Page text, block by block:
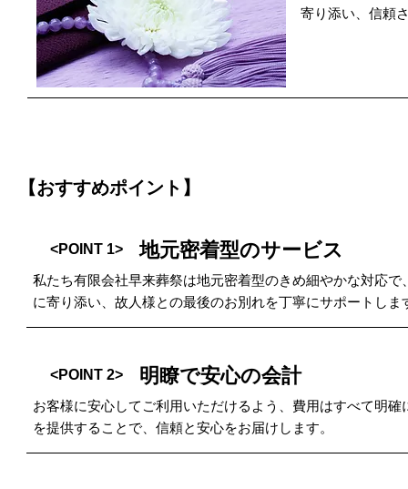
寄り添い、信頼
【おすすめポイント】
<POINT 1> 地元密着型のサービス
私たち有限会社早来葬祭は地元密着型のきめ細やかな対応
に寄り添い、故人様との最後のお別れを丁寧にサポートしま
<POINT 2> 明瞭で安心の会計
お客様に安心してご利用いただけるよう、費用はすべて明
を提供することで、信頼と安心をお届けします。